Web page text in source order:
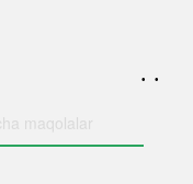
. .
maqolalar